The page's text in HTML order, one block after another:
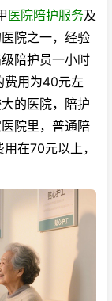
医院陪护服务及
院之一，经验
陪护员一小时
费用为40元左
的医院，陪护
院里，普通陪
在70元以上，